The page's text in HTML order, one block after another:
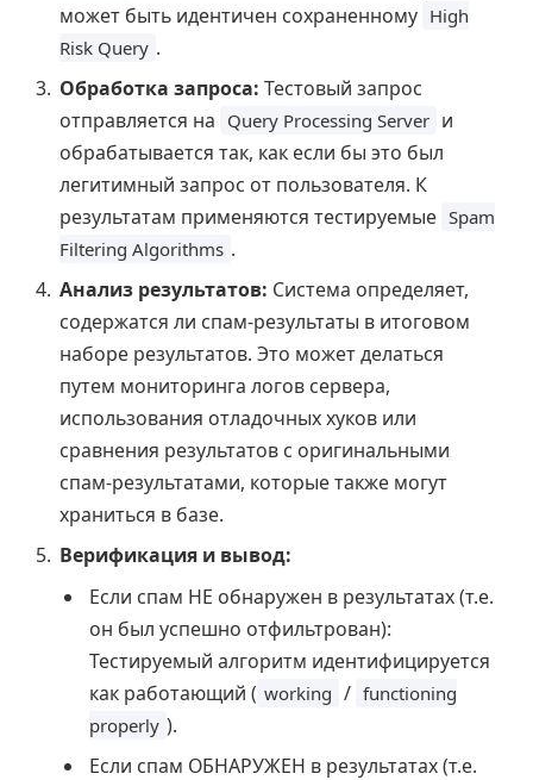
может быть идентичен сохраненному High
Risk Query .
Обработка запроса: Тестовый запрос
отправляется на Query Processing Server и
обрабатывается так, как если бы это был
легитимный запрос от пользователя. К
результатам применяются тестируемые Spam
Filtering Algorithms .
Анализ результатов: Система определяет,
содержатся ли спам-результаты в итоговом
наборе результатов. Это может делаться
путем мониторинга логов сервера,
использования отладочных хуков или
сравнения результатов с оригинальными
спам-результатами, которые также могут
храниться в базе.
Верификация и вывод:
Если спам НЕ обнаружен в результатах (т.е.
он был успешно отфильтрован):
Тестируемый алгоритм идентифицируется
как работающий ( working / functioning
properly ).
Если спам ОБНАРУЖЕН в результатах (т.е.